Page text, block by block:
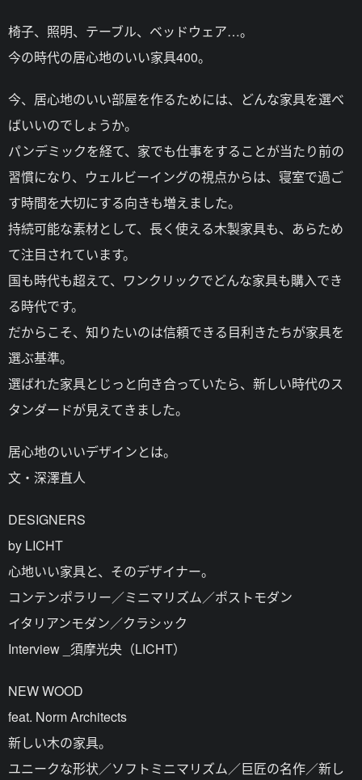
椅子、照明、テーブル、ベッドウェア…。
今の時代の居心地のいい家具400。
今、居心地のいい部屋を作るためには、どんな家具を選べ
ばいいのでしょうか。
パンデミックを経て、家でも仕事をすることが当たり前の
習慣になり、ウェルビーイングの視点からは、寝室で過ご
す時間を大切にする向きも増えました。
持続可能な素材として、長く使える木製家具も、あらため
て注目されています。
国も時代も超えて、ワンクリックでどんな家具も購入でき
る時代です。
だからこそ、知りたいのは信頼できる目利きたちが家具を
選ぶ基準。
選ばれた家具とじっと向き合っていたら、新しい時代のス
タンダードが見えてきました。
居心地のいいデザインとは。
文・深澤直人
DESIGNERS
by LICHT
心地いい家具と、そのデザイナー。
コンテンポラリー／ミニマリズム／ポストモダン
イタリアンモダン／クラシック
Interview _須摩光央（LICHT）
NEW WOOD
feat. Norm Architects
新しい木の家具。
ユニークな形状／ソフトミニマリズム／巨匠の名作／新し